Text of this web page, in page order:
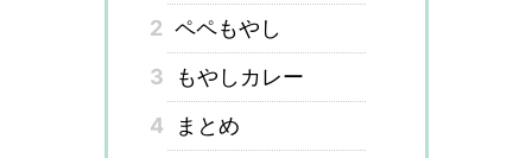
2 ペペもやし
3
もやしカレー
4
まとめ